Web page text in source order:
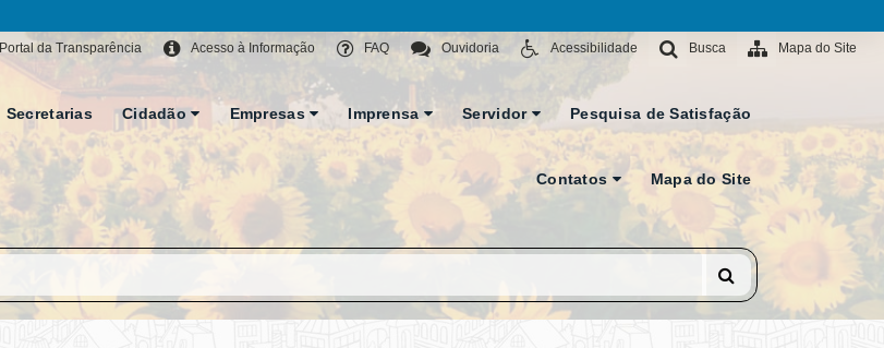
Mapa do Site
Busca
Acessibilidade
Ouvidoria
FAQ
Acesso à Informação
Portal da Transparência
Secretarias Cidadão Empresas Imprensa Servidor Pesquisa de Satisfação
Contatos Mapa do Site